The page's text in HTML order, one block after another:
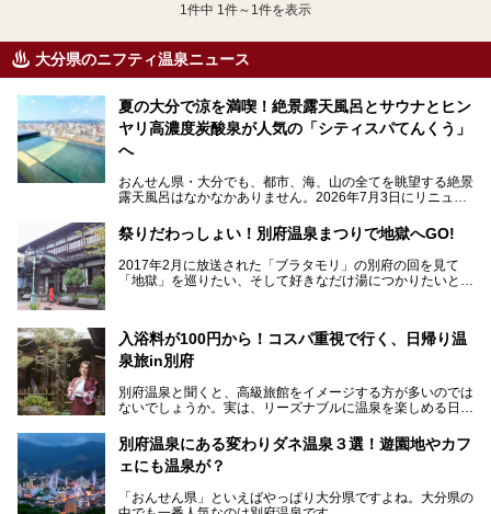
1 件中 1件～1件を表示
大分県のニフティ温泉ニュース
夏の大分で涼を満喫！絶景露天風呂とサウナとヒン
ヤリ高濃度炭酸泉が人気の「シティスパてんくう」
へ
おんせん県・大分でも、都市、海、山の全てを眺望する絶景
露天風呂はなかなかありません。2026年7月3日にリニュー
てんくう(CITY SPA てんくう)」は、なんとJR大分駅直結と
いう利便性の高さ！
地上80mという圧倒的な開放感が魅力。温泉、ロウリュサウ
ナ、そしてひんやりとした約27度の高濃度炭酸泉で交互浴
併設の「JR九州ホテル ブラッサム大分」に泊まって、この
「シティスパてんくう」をたっぷり満喫してきたのでレポー
ルダウンできるスイーツ情報と併せてお楽しみください！
提供元：大分県【PR】
この記事は大分県のPR記事です。
祭りだわっしょい！別府温泉まつりで地獄へGO!
2017年2月に放送された「ブラタモリ」の別府の回を見て
「地獄」を巡りたい、そして好きなだけ湯につかりたいと切
まつり」が開催されます。その期間は嬉しいことに100以上
の共同浴場がなんと無料開放されるんです！普段から入浴料
が100円と安いのに、いいんですかタダにしちゃって!?
しかも4/2には「東京ディズニーリゾートスペシャルパレー
ド」も行われます。つまり別府に行けば「地獄」も「ミッキ
ーマウス」も拝める稀有なイベントですよ、これは行くしか
ない！
源泉数、湧出量ともに日本一の温泉県とも言われる大分県。
な市営温泉をまとめました。
入浴料が100円から！コスパ重視で行く、日帰り温
泉旅in別府
別府温泉と聞くと、高級旅館をイメージする方が多いのでは
ないでしょうか。実は、リーズナブルに温泉を楽しめる日帰
で楽しめる「大分県の別府温泉」に注目してみました。
ニフティ温泉がオススメする温泉施設を紹介しちゃいます！
別府温泉にある変わりダネ温泉３選！遊園地やカフ
ェにも温泉が？
「おんせん県」といえばやっぱり大分県ですよね。大分県の